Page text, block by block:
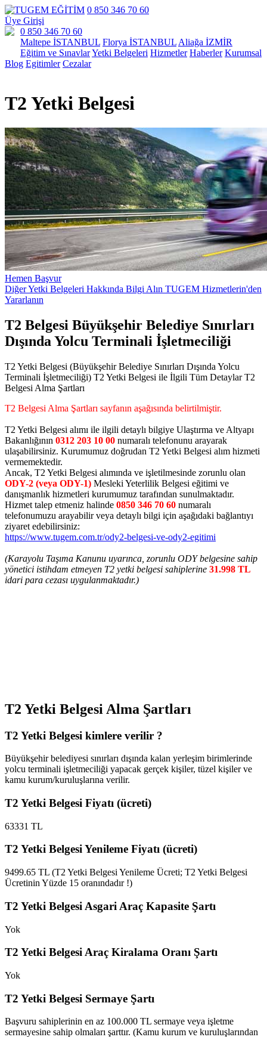
0 850 346 70 60
Üye Girişi
0 850 346 70 60
Maltepe İSTANBUL Florya İSTANBUL Aliağa İZMİR
Eğitim ve SınavlarYetki Belgeleri Hizmetler Haberler Kurumsal
Blog Egitimler Cezalar
T2 Yetki Belgesi
Hemen Başvur
Diğer Yetki Belgeleri Hakkında Bilgi Alın TUGEM Hizmetlerin'den
Yararlanın
T2 Belgesi Büyükşehir Belediye Sınırları
Dışında Yolcu Terminali İşletmeciliği
T2 Yetki Belgesi (Büyükşehir Belediye Sınırları Dışında Yolcu
Terminali İşletmeciliği) T2 Yetki Belgesi ile İlgili Tüm Detaylar T2
Belgesi Alma Şartları
T2 Belgesi Alma Şartları sayfanın aşağısında belirtilmiştir.
T2 Yetki Belgesi alımı ile ilgili detaylı bilgiye Ulaştırma ve Altyapı
Bakanlığının 0312 203 10 00 numaralı telefonunu arayarak
ulaşabilirsiniz. Kurumumuz doğrudan T2 Yetki Belgesi alım hizmeti
vermemektedir.
Ancak, T2 Yetki Belgesi alımında ve işletilmesinde zorunlu olan
ODY-2 (veya ODY-1) Mesleki Yeterlilik Belgesi eğitimi ve
danışmanlık hizmetleri kurumumuz tarafından sunulmaktadır.
Hizmet talep etmeniz halinde 0850 346 70 60 numaralı
telefonumuzu arayabilir veya detaylı bilgi için aşağıdaki bağlantıyı
ziyaret edebilirsiniz:
https://www.tugem.com.tr/ody2-belgesi-ve-ody2-egitimi
(Karayolu Taşıma Kanunu uyarınca, zorunlu ODY belgesine sahip
yönetici istihdam etmeyen T2 yetki belgesi sahiplerine 31.998 TL
idari para cezası uygulanmaktadır.)
T2 Yetki Belgesi Alma Şartları
T2 Yetki Belgesi kimlere verilir ?
Büyükşehir belediyesi sınırları dışında kalan yerleşim birimlerinde
yolcu terminali işletmeciliği yapacak gerçek kişiler, tüzel kişiler ve
kamu kurum/kuruluşlarına verilir.
T2 Yetki Belgesi Fiyatı (ücreti)
63331 TL
T2 Yetki Belgesi Yenileme Fiyatı (ücreti)
9499.65 TL (T2 Yetki Belgesi Yenileme Ücreti; T2 Yetki Belgesi
Ücretinin Yüzde 15 oranındadır !)
T2 Yetki Belgesi Asgari Araç Kapasite Şartı
Yok
T2 Yetki Belgesi Araç Kiralama Oranı Şartı
Yok
T2 Yetki Belgesi Sermaye Şartı
Başvuru sahiplerinin en az 100.000 TL sermaye veya işletme
sermayesine sahip olmaları şarttır. (Kamu kurum ve kuruluşlarından